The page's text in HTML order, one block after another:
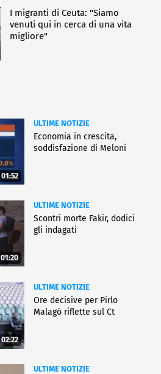
I migranti di Ceuta: "Siamo
venuti qui in cerca di una vita
migliore"
01:52
ULTIME NOTIZIE
Economia in crescita,
soddisfazione di Meloni
01:20
ULTIME NOTIZIE
Scontri morte Fakir, dodici
gli indagati
02:22
ULTIME NOTIZIE
Ore decisive per Pirlo
Malagò riflette sul Ct
ULTIME NOTIZIE